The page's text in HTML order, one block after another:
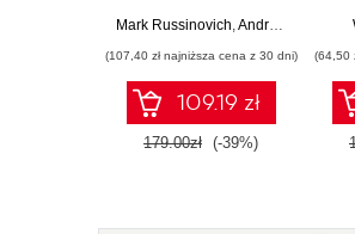
wirtualizacja,
rozruch,
bezpieczeństwo i
dużo więcej. Wydanie
VII
Mark Russinovich,Andrea Allievi
(107,40 zł najniższa cena z 30 dni)
109.19 zł
179.00zł (-39%)
(64,50